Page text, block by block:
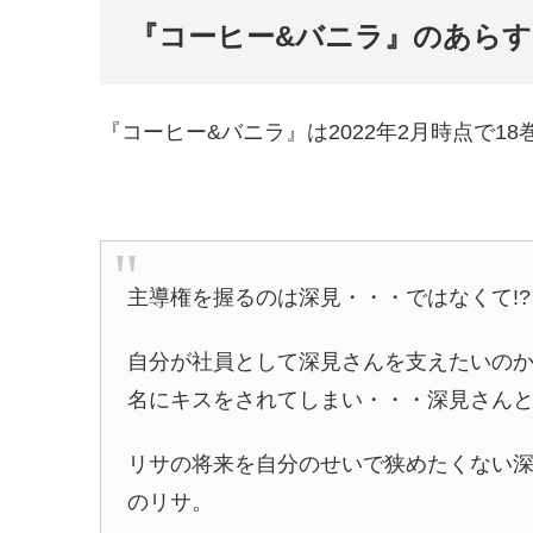
『コーヒー&バニラ』のあら
『コーヒー&バニラ』は2022年2月時点で18
主導権を握るのは深見・・・ではなくて!?
自分が社員として深見さんを支えたいの
名にキスをされてしまい・・・深見さん
リサの将来を自分のせいで狭めたくない
のリサ。